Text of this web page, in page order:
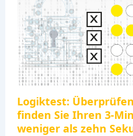
Logiktest:
finden Sie Ihren 3-
weniger als zehn